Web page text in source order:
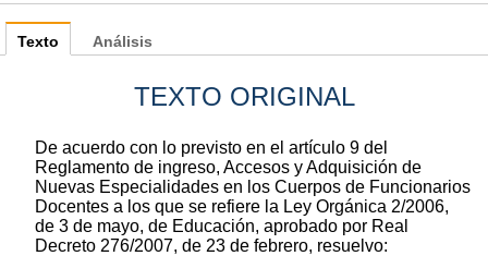
Texto
TEXTO ORIGINAL
De acuerdo con lo previsto en el artículo 9 del
Reglamento de ingreso, Accesos y Adquisición de
Nuevas Especialidades en los Cuerpos de Funcionarios
Docentes a los que se refiere la Ley Orgánica 2/2006,
de 3 de mayo, de Educación, aprobado por Real
Decreto 276/2007, de 23 de febrero, resuelvo:
Análisis